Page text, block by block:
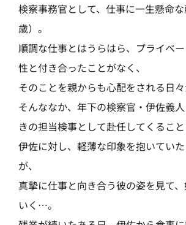
検察事務官として、仕事に一生懸命
歳）。
順調な仕事とはうらはら、プライベ
性と付き合ったことがなく、
そのことを親からも心配をされる日々
そんななか、年下の検察官・伊佐義
きの担当検事として赴任してくること
伊佐に対し、軽薄な印象を抱いてい
が、
真摯に仕事と向き合う彼の姿を見て
いく…。